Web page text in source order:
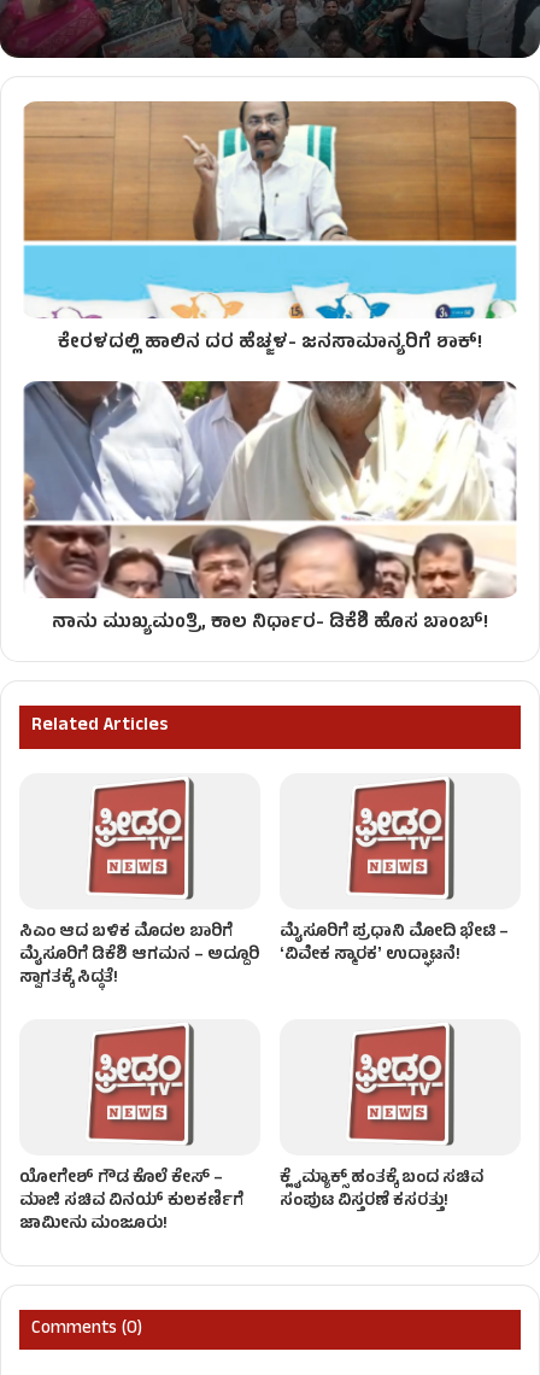
ಕೇರಳದಲ್ಲಿ ಹಾಲಿನ ದರ ಹೆಚ್ಜಳ- ಜನಸಾಮಾನ್ಯರಿಗೆ ಶಾಕ್!
ನಾನು ಮುಖ್ಯಮಂತ್ರಿ, ಕಾಲ ನಿರ್ಧಾರ- ಡಿಕೆಶಿ ಹೊಸ ಬಾಂಬ್!
Related Articles
ಸಿಎಂ ಆದ ಬಳಿಕ ಮೊದಲ ಬಾರಿಗೆ
ಮೈಸೂರಿಗೆ ಡಿಕೆಶಿ ಆಗಮನ – ಅದ್ದೂರಿ
ಸ್ವಾಗತಕ್ಕೆ ಸಿದ್ಧತೆ!
ಮೈಸೂರಿಗೆ ಪ್ರಧಾನಿ ಮೋದಿ ಭೇಟಿ –
ʻವಿವೇಕ ಸ್ಮಾರಕʼ ಉದ್ಘಾಟನೆ!
ಯೋಗೇಶ್ ಗೌಡ ಕೊಲೆ ಕೇಸ್ –
ಮಾಜಿ ಸಚಿವ ವಿನಯ್ ಕುಲಕರ್ಣಿಗೆ
ಜಾಮೀನು ಮಂಜೂರು!
ಕ್ಲೈಮ್ಯಾಕ್ಸ್ ಹಂತಕ್ಕೆ ಬಂದ ಸಚಿವ
ಸಂಪುಟ ವಿಸ್ತರಣೆ ಕಸರತ್ತು!
Comments (0)